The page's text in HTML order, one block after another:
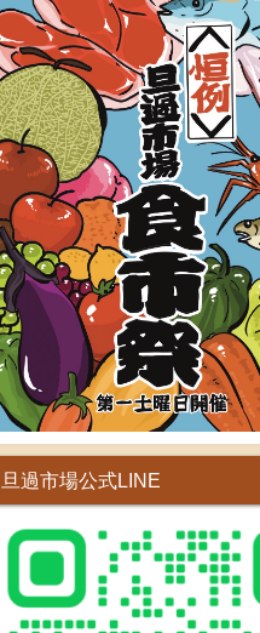
旦過市場公式LINE